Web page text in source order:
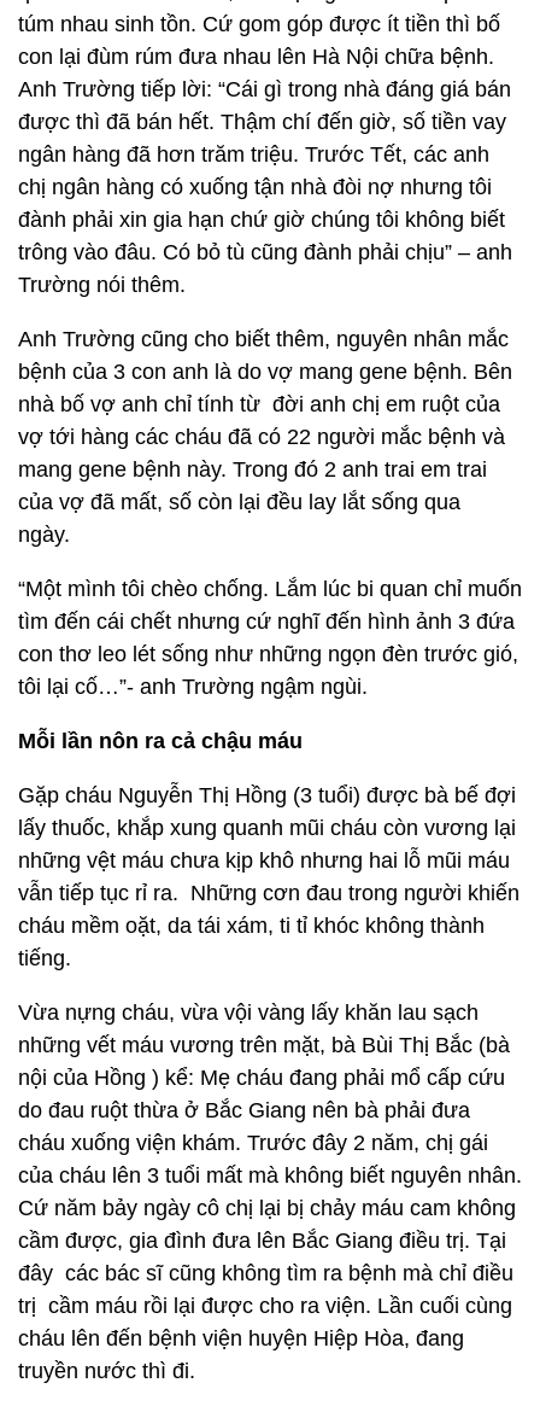
túm nhau sinh tồn. Cứ gom góp được ít tiền thì bố
con lại đùm rúm đưa nhau lên Hà Nội chữa bệnh.
Anh Trường tiếp lời: “Cái gì trong nhà đáng giá bán
được thì đã bán hết. Thậm chí đến giờ, số tiền vay
ngân hàng đã hơn trăm triệu. Trước Tết, các anh
chị ngân hàng có xuống tận nhà đòi nợ nhưng tôi
đành phải xin gia hạn chứ giờ chúng tôi không biết
trông vào đâu. Có bỏ tù cũng đành phải chịu” – anh
Trường nói thêm.
Anh Trường cũng cho biết thêm, nguyên nhân mắc
bệnh của 3 con anh là do vợ mang gene bệnh. Bên
nhà bố vợ anh chỉ tính từ đời anh chị em ruột của
vợ tới hàng các cháu đã có 22 người mắc bệnh và
mang gene bệnh này. Trong đó 2 anh trai em trai
của vợ đã mất, số còn lại đều lay lắt sống qua
ngày.
“Một mình tôi chèo chống. Lắm lúc bi quan chỉ muốn
tìm đến cái chết nhưng cứ nghĩ đến hình ảnh 3 đứa
con thơ leo lét sống như những ngọn đèn trước gió,
tôi lại cố…”- anh Trường ngậm ngùi.
Mỗi lần nôn ra cả chậu máu
Gặp cháu Nguyễn Thị Hồng (3 tuổi) được bà bế đợi
lấy thuốc, khắp xung quanh mũi cháu còn vương lại
những vệt máu chưa kịp khô nhưng hai lỗ mũi máu
vẫn tiếp tục rỉ ra. Những cơn đau trong người khiến
cháu mềm oặt, da tái xám, ti tỉ khóc không thành
tiếng.
Vừa nựng cháu, vừa vội vàng lấy khăn lau sạch
những vết máu vương trên mặt, bà Bùi Thị Bắc (bà
nội của Hồng ) kể: Mẹ cháu đang phải mổ cấp cứu
do đau ruột thừa ở Bắc Giang nên bà phải đưa
cháu xuống viện khám. Trước đây 2 năm, chị gái
của cháu lên 3 tuổi mất mà không biết nguyên nhân.
Cứ năm bảy ngày cô chị lại bị chảy máu cam không
cầm được, gia đình đưa lên Bắc Giang điều trị. Tại
đây các bác sĩ cũng không tìm ra bệnh mà chỉ điều
trị cầm máu rồi lại được cho ra viện. Lần cuối cùng
cháu lên đến bệnh viện huyện Hiệp Hòa, đang
truyền nước thì đi.